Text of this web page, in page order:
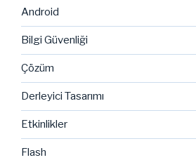
Android
Bilgi Güvenliği
Çözüm
Derleyici Tasarımı
Etkinlikler
Flash